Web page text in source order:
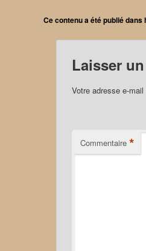
Ce contenu a été publié dans
Laisser
Votre adresse e-
Commentaire *